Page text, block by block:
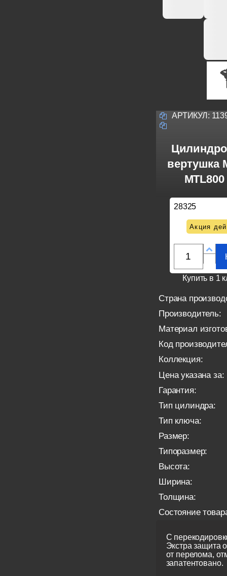
АРТИКУЛ:
вертушка
28325
Акция
Купить в 1
Страна
Производитель:
Материал
Код
Коллекция:
Цена указана за:
Гарантия:
Тип цилиндра:
Тип ключа:
Размер:
Типоразмер:
Высота:
Ширина:
Толщина:
Состояние
С
Экстра защита
от перелома,
запатентовано.